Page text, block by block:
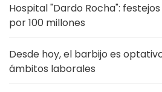
Hospital "Dardo Rocha":
por 100 millones
Desde hoy, el barbijo es
ámbitos laborales